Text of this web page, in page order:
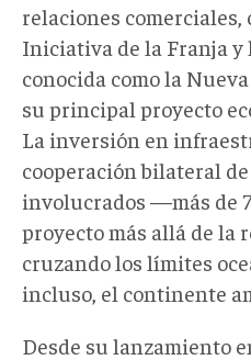
relaciones comerciales,
Iniciativa de la Franja y
conocida como la
su principal proyecto
La inversión en
cooperación bilateral
involucrados —más de
proyecto más allá de la
cruzando los límites
incluso, el continente
Desde su lanzamiento